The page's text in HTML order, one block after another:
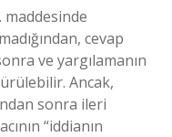
maddesinde
cevap
ve yargılamanın
Ancak,
sonra ileri
“iddianın